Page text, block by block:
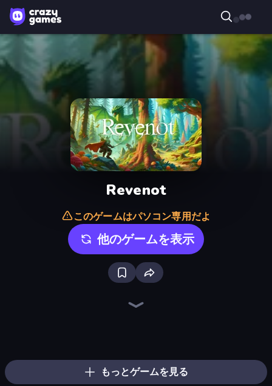
Revenot
このゲームはパソコン専用だよ
他のゲームを表示
もっとゲームを見る